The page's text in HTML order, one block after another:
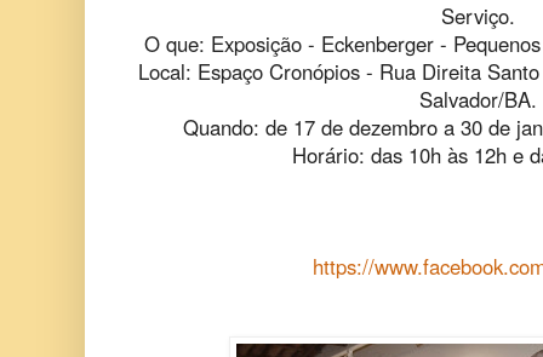
Serviço.
O que: Exposição - Eckenberger -
Local: Espaço Cronópios - Rua Direita
Salvador/BA.
Quando: de 17 de dezembro a 30 de
Horário: das 10h às 12h e
https://